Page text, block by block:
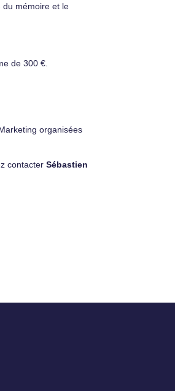
du mémoire et le
de 300 €.
organisées
contacterSébastien